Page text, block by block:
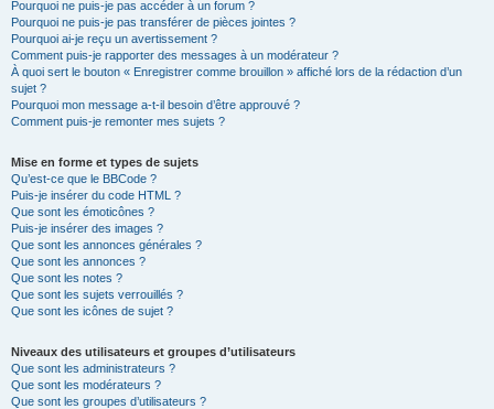
Pourquoi ne puis-je pas accéder à un forum ?
Pourquoi ne puis-je pas transférer de pièces jointes ?
Pourquoi ai-je reçu un avertissement ?
Comment puis-je rapporter des messages à un modérateur ?
À quoi sert le bouton « Enregistrer comme brouillon » affiché lors de la rédaction d’un
sujet ?
Pourquoi mon message a-t-il besoin d’être approuvé ?
Comment puis-je remonter mes sujets ?
Mise en forme et types de sujets
Qu’est-ce que le BBCode ?
Puis-je insérer du code HTML ?
Que sont les émoticônes ?
Puis-je insérer des images ?
Que sont les annonces générales ?
Que sont les annonces ?
Que sont les notes ?
Que sont les sujets verrouillés ?
Que sont les icônes de sujet ?
Niveaux des utilisateurs et groupes d’utilisateurs
Que sont les administrateurs ?
Que sont les modérateurs ?
Que sont les groupes d’utilisateurs ?